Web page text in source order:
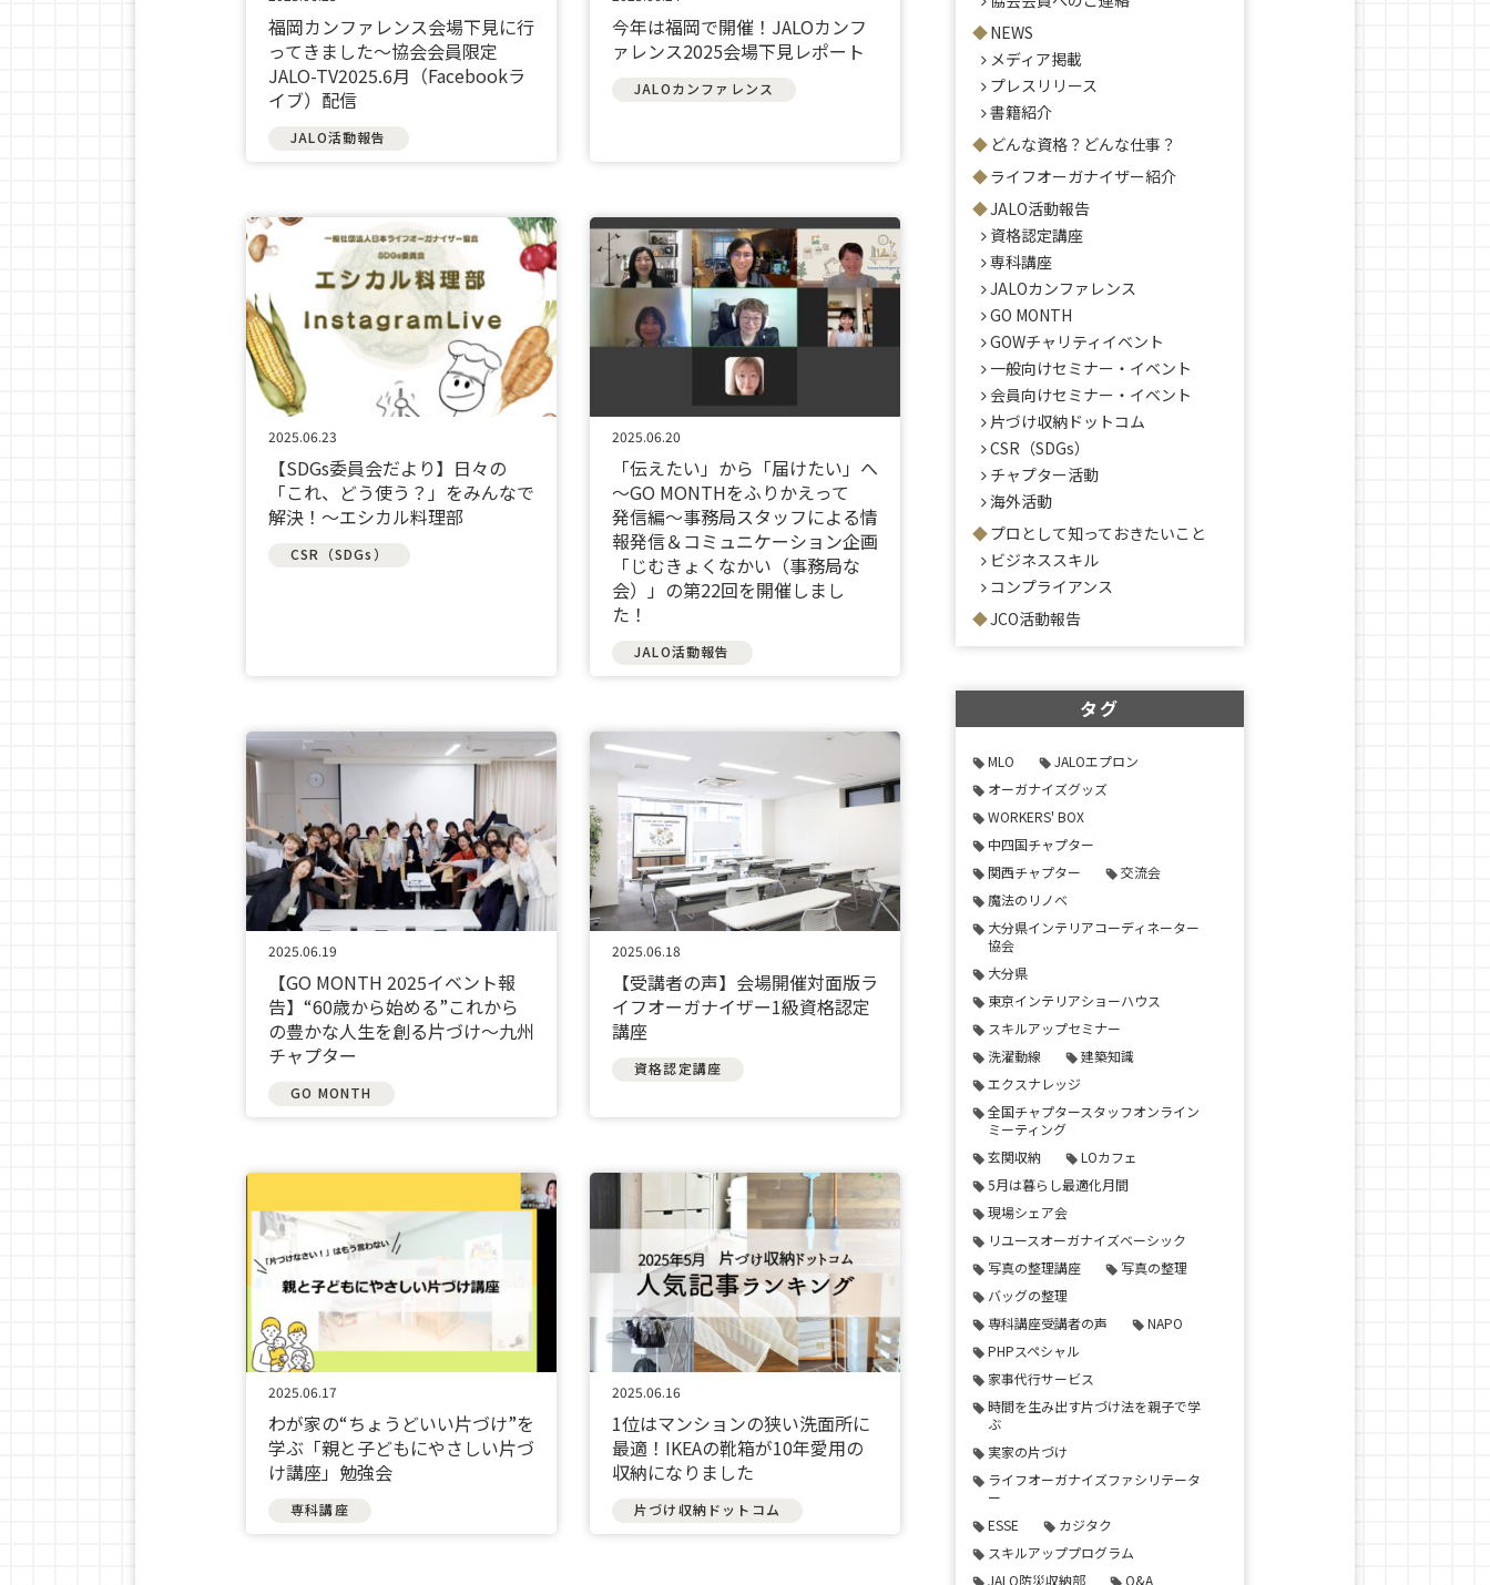
福岡カンファレンス会場下見に行
ってきました〜協会会員限定
JALO-TV2025.6月（Facebookラ
イブ）配信
JALO活動報告
今年は福岡で開催！JALOカンフ
ァレンス2025会場下見レポート
JALOカンファレンス
2025.06.23
【SDGs委員会だより】日々の
「これ、どう使う？」をみんなで
解決！～エシカル料理部
CSR（SDGs）
2025.06.20
「伝えたい」から「届けたい」へ
～GO MONTHをふりかえって
発信編～事務局スタッフによる情
報発信＆コミュニケーション企画
「じむきょくなかい（事務局な
会）」の第22回を開催しまし
た！
JALO活動報告
2025.06.19
【GO MONTH 2025イベント報
告】“60歳から始める”これから
の豊かな人生を創る片づけ～九州
チャプター
GO MONTH
2025.06.18
【受講者の声】会場開催対面版ラ
イフオーガナイザー1級資格認定
講座
資格認定講座
2025.06.17
わが家の“ちょうどいい片づけ”を
学ぶ「親と子どもにやさしい片づ
け講座」勉強会
専科講座
2025.06.16
1位はマンションの狭い洗面所に
最適！IKEAの靴箱が10年愛用の
収納になりました
片づけ収納ドットコム
NEWS
メディア掲載
プレスリリース
書籍紹介
どんな資格？どんな仕事？
ライフオーガナイザー紹介
JALO活動報告
資格認定講座
専科講座
JALOカンファレンス
GO MONTH
GOWチャリティイベント
一般向けセミナー・イベント
会員向けセミナー・イベント
片づけ収納ドットコム
CSR（SDGs）
チャプター活動
海外活動
プロとして知っておきたいこと
ビジネススキル
コンプライアンス
JCO活動報告
タグ
MLO
JALOエプロン
オーガナイズグッズ
WORKERS' BOX
中四国チャプター
関西チャプター
交流会
魔法のリノベ
大分県インテリアコーディネーター
協会
大分県
東京インテリアショーハウス
スキルアップセミナー
洗濯動線
建築知識
エクスナレッジ
全国チャプタースタッフオンライン
ミーティング
玄関収納
LOカフェ
5月は暮らし最適化月間
現場シェア会
リユースオーガナイズベーシック
写真の整理講座
写真の整理
バッグの整理
専科講座受講者の声
NAPO
PHPスペシャル
家事代行サービス
時間を生み出す片づけ法を親子で学
ぶ
実家の片づけ
ライフオーガナイズファシリテータ
ー
ESSE
カジタク
スキルアッププログラム
JALO防災収納部
Q&A